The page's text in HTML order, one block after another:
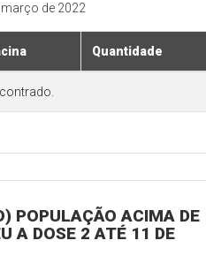
março de 2022
Quantidade
POPULAÇÃO ACIMA DE
A DOSE 2 ATÉ 11 DE